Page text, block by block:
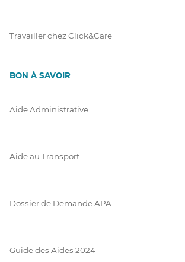
Travailler chez Click&Care
BON À SAVOIR
Aide Administrative
Aide au Transport
Dossier de Demande APA
Guide des Aides 2024